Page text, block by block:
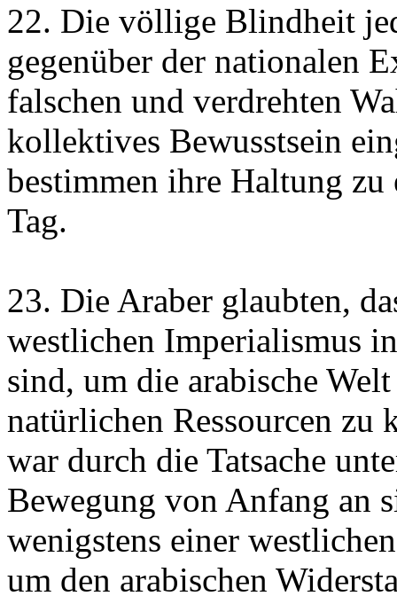
22. Die völlige Blindheit
gegenüber der nationalen
falschen und verdrehten
kollektives Bewusstsein
bestimmen ihre Haltung
Tag.
23. Die Araber glaubten,
westlichen Imperialismus
sind, um die arabische
natürlichen Ressourcen zu
war durch die Tatsache
Bewegung von Anfang an
wenigstens einer
um den arabischen